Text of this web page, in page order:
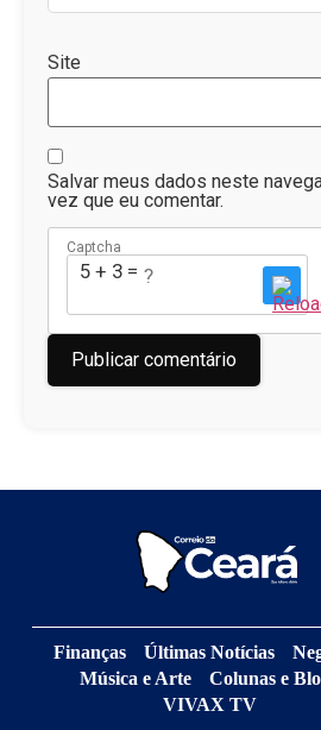
Site
Salvar meus dados neste
vez que eu comentar.
Captcha
5 + 3 = ?
Finanças Últimas Notícias
Música e Arte
Colunas e
VIVAX TV